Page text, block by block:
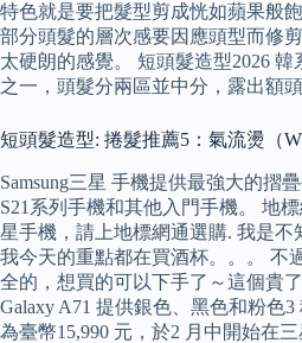
特色就是要把髮型剪成恍如蘋果般
部分頭髮的層次感要因應頭型而修
太硬朗的感覺。 短頭髮造型2026
之一，頭髮分兩區並中分，露出額
短頭髮造型: 捲髮推薦5：氣流燙（
Samsung三星 手機提供最強大的摺
S21系列手機和其他入門手機。 地
星手機，請上地標網通選購. 我是
我今天的重點都在買酒杯。。。 不
全的，想買的可以下手了～這個貴
Galaxy A71 提供銀色、黑色和粉色
為臺幣15,990 元，於2 月中開始在